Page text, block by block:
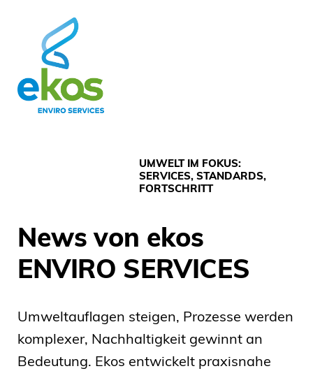
UMWELT IM FOKUS:
SERVICES, STANDARDS,
FORTSCHRITT
News von ekos
ENVIRO SERVICES
Umweltauflagen steigen, Prozesse werden
komplexer, Nachhaltigkeit gewinnt an
Bedeutung. Ekos entwickelt praxisnahe